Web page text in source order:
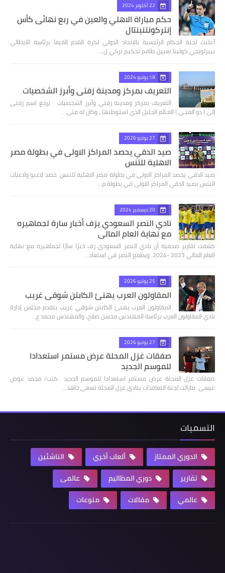
22 أكتوبر 2024
حكم مباراة الاهلي والعين في ربع نهائى كأس
إنتركونتنينتال
أعلنت لجنة الحكام الرئيسية بالاتحاد الدولي لكرة القدم الفيفا برئاسة الايطالي
بييرلويجي كولينا تعيين طاقم تحكيم تركي ل…
19 يوليو 2024
التعريف بمركز ومدينة زفتي وأبرز الشخصيات
التعريف بمركز ومدينة زفتي وأبرز الشخصيات يرجع اسم زفتى
إلى ( ذو الفتـى ) العـالم الجليل الذي استوطنها ، وكان له فتى…
27 يوليو 2026
صيد الدقي يحصد المراكز الاولى في بطولة مصر
الاهلية للتنس
صيد الدقي يحصد المراكز الاولى في بطولة مصر الاهلية للتنس حصد لاعبو ولاعبات
التنس بصيد الدقي المراكز الاولى في بطولة م…
20 ديسمبر 2024
نادي النصر السعودي يزف أخبار سارة لجماهيره
مع نهاية العام المالي
كشفت تقارير صحفية أن نادي النصر السعودي زف خبرًا سارًا لجماهيره مع نهاية
العام المالي 2023 -2024. ويطمع النصر في استعاد…
25 يوليو 2026
المقاولون العرب يهنئ الكابتن شوقي غريب
المقاولون العرب يهنئ الكابتن شوقي غريب يتقدم مجلس إدارة
نادي المقاولون العرب برئاسة المهندس محسن صلاح، والمهندس محمد ع…
27 يوليو 2026
صفقات غزل المحلة عرض مستمر استعدادا
للموسم الجديد
صفقات غزل المحلة عرض مستمر استعدادا للموسم الجديد كتب/ محمد عوض
عيسى مازالت لجنة التعاقدات بنادي غزل المحلة تسعى جاهد…
التسميات
الدوري الممتاز ألعاب أخري
الناشئين
تقارير
دوري المظاليم
عالمى
عالمي
مقالات منوعات